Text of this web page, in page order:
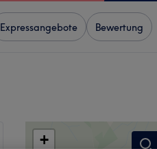
Expressangebote Bewertung
+